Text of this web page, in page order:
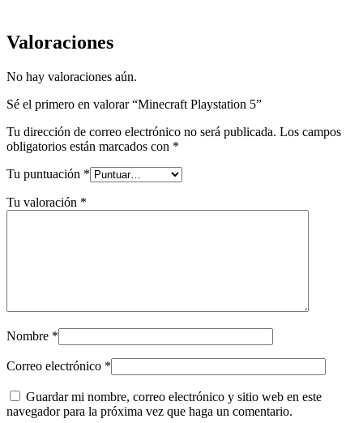
Valoraciones
No hay valoraciones aún.
Sé el primero en valorar “Minecraft Playstation 5”
Tu dirección de correo electrónico no será publicada. Los campos
obligatorios están marcados con *
Tu puntuación *
Tu valoración *
Nombre *
Correo electrónico *
Guardar mi nombre, correo electrónico y sitio web en este
navegador para la próxima vez que haga un comentario.